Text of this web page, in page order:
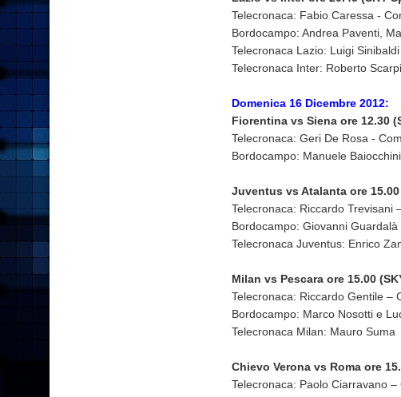
Telecronaca: Fabio Caressa -
Bordocampo: Andrea Paventi,
Telecronaca Lazio: Luigi Sinibaldi
Telecronaca Inter: Roberto
Domenica 16 Dicembre 2012:
Fiorentina vs Siena ore 12.30 (
Telecronaca: Geri De Rosa -
Bordocampo: Manuele
Juventus vs Atalanta ore 15.00
Telecronaca: Riccardo Trevisani
Bordocampo: Giovanni
Telecronaca Juventus: Enrico
Milan vs Pescara ore 15.00
Telecronaca: Riccardo Gentile –
Bordocampo: Marco Nosotti e
Telecronaca Milan: Mauro Suma
Chievo Verona vs Roma ore
Telecronaca: Paolo Ciarravano